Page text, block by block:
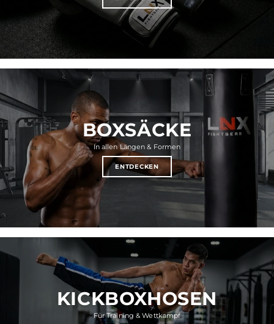
BOXSÄCKE
In allen Längen & Formen
ENTDECKEN
KICKBOXHOSEN
Für Training & Wettkampf